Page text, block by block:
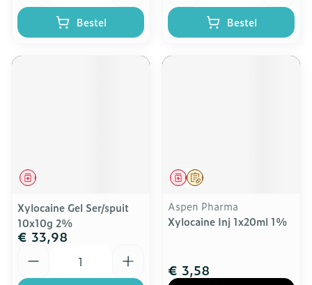
Bestel Bestel
Geneesmiddel
Xylocaine Gel Ser/spuit
10x10g 2%
€ 33,98
Op voorschrift
Geneesmiddel
Aspen Pharma
Xylocaine Inj 1x20ml 1%
€ 3,58